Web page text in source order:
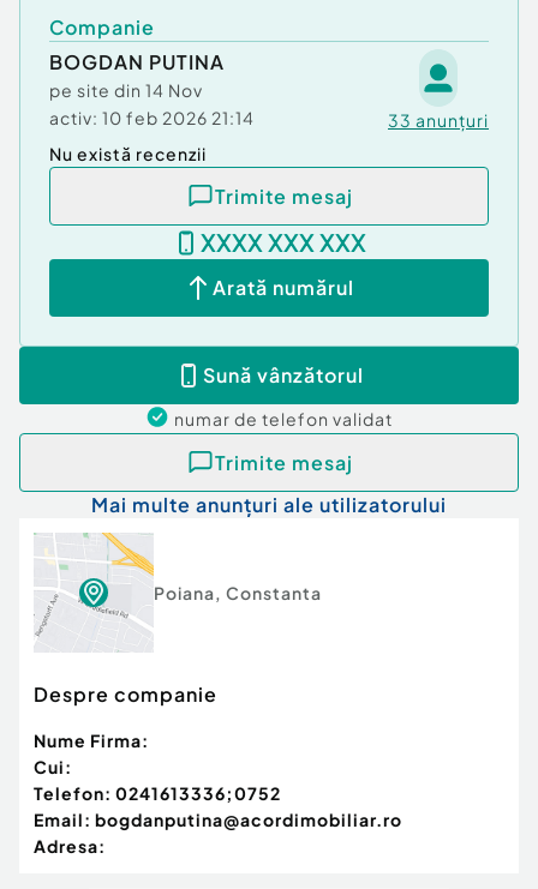
Pentru mai multe detalii va rugam sa ne contactati
Companie
BOGDAN PUTINA
pe site din 14 Nov
activ: 10 feb 2026 21:14 33 anunțuri
Nu există recenzii
Trimite mesaj
XXXX XXX XXX
Arată numărul
Sună vânzătorul
numar de telefon validat
Trimite mesaj
Mai multe anunțuri ale utilizatorului
Poiana, Constanta
Despre companie
Nume Firma:
Cui:
Telefon: 0241613336;0752
Email: bogdanputina@acordimobiliar.ro
Adresa: